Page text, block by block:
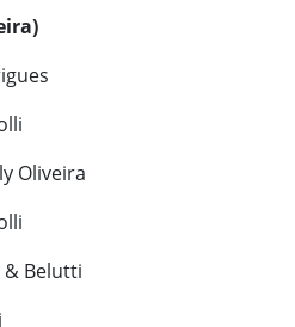
Oliveira
& Belutti